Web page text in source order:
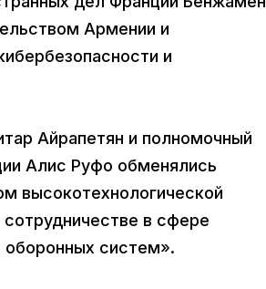
Армении и
и
Айрапетян и полномочный
Алис Руфо обменялись
высокотехнологической
в сфере
оборонных систем».